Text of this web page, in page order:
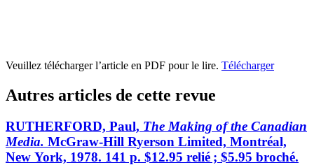
Veuillez télécharger l’article en PDF pour le lire. Télécharger
Autres articles de cette revue
RUTHERFORD, Paul, The Making of the Canadian
Media. McGraw-Hill Ryerson Limited, Montréal,
New York, 1978. 141 p. $12.95 relié ; $5.95 broché.